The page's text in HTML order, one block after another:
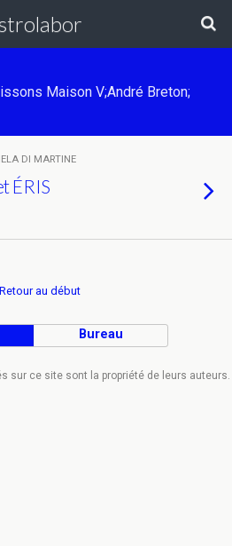
Maison V;André Breton;
DI MARTINE
ÉRIS
Retour au début
Bureau
sur ce site sont la propriété de leurs auteurs.